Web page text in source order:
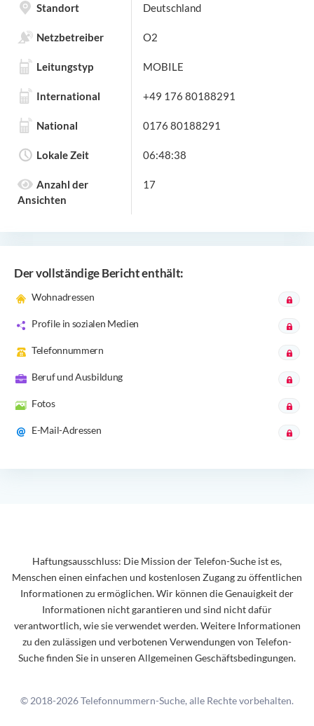
Standort Deutschland
Netzbetreiber O2
Leitungstyp MOBILE
International +49 176 80188291
National 0176 80188291
Lokale Zeit 06:48:38
Anzahl der
Ansichten
17
Der vollständige Bericht enthält:
Wohnadressen
Profile in sozialen Medien
Telefonnummern
Beruf und Ausbildung
Fotos
E-Mail-Adressen
Haftungsausschluss: Die Mission der Telefon-Suche ist es,
Menschen einen einfachen und kostenlosen Zugang zu öffentlichen
Informationen zu ermöglichen. Wir können die Genauigkeit der
Informationen nicht garantieren und sind nicht dafür
verantwortlich, wie sie verwendet werden. Weitere Informationen
zu den zulässigen und verbotenen Verwendungen von Telefon-
Suche finden Sie in unseren Allgemeinen Geschäftsbedingungen.
© 2018-2026 Telefonnummern-Suche, alle Rechte vorbehalten.